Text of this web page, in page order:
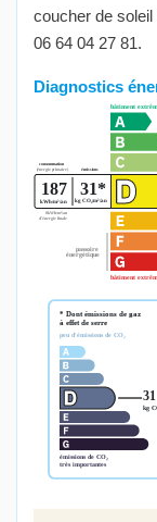
coucher de
06 64 04 27 81.
Diagnostics